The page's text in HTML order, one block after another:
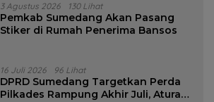
3 Agustus 2026 130 Lihat
Pemkab Sumedang Akan Pasang
Stiker di Rumah Penerima Bansos
16 Juli 2026 96 Lihat
DPRD Sumedang Targetkan Perda
Pilkades Rampung Akhir Juli, Aturan